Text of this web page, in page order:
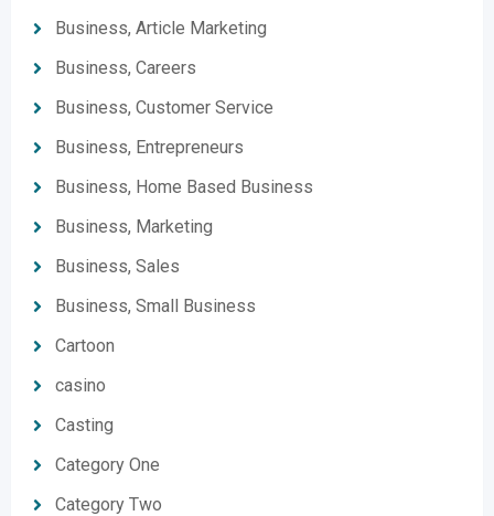
Business, Article Marketing
Business, Careers
Business, Customer Service
Business, Entrepreneurs
Business, Home Based Business
Business, Marketing
Business, Sales
Business, Small Business
Cartoon
casino
Casting
Category One
Category Two